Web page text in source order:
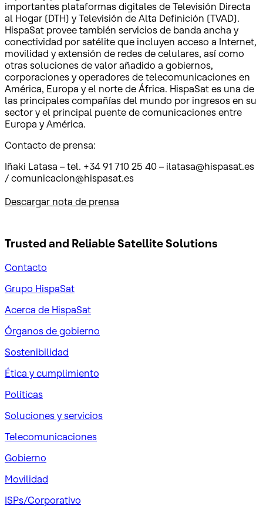
importantes plataformas digitales de Televisión Directa
al Hogar (DTH) y Televisión de Alta Definición (TVAD).
HispaSat provee también servicios de banda ancha y
conectividad por satélite que incluyen acceso a Internet,
movilidad y extensión de redes de celulares, así como
otras soluciones de valor añadido a gobiernos,
corporaciones y operadores de telecomunicaciones en
América, Europa y el norte de África. HispaSat es una de
las principales compañías del mundo por ingresos en su
sector y el principal puente de comunicaciones entre
Europa y América.
Contacto de prensa:
Iñaki Latasa – tel. +34 91 710 25 40 – ilatasa@hispasat.es
/ comunicacion@hispasat.es
Descargar nota de prensa
Trusted and ReliableSatellite Solutions
Contacto
Grupo HispaSat
Acerca de HispaSat
Órganos de gobierno
Sostenibilidad
Ética y cumplimiento
Políticas
Soluciones y servicios
Telecomunicaciones
Gobierno
Movilidad
ISPs/Corporativo